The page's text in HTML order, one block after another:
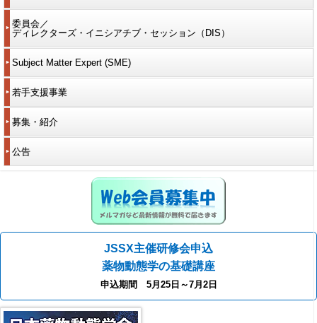
委員会／
ディレクターズ・イニシアチブ・セッション（DIS）
Subject Matter Expert (SME)
若手支援事業
募集・紹介
公告
JSSX主催研修会申込
薬物動態学の基礎講座
申込期間 5月25日～7月2日
第41回年会（2026年）